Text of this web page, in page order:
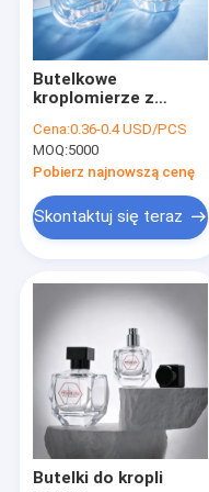
Butelkowe
kroplomierze z
produkowane przez
maszynę
automatyczną,
idealne do pakowania
olejków eterycznych i
produktów do
Cena:0.36-0.4 USD/PCS
MOQ:5000
Pobierz najnowszą cenę
Skontaktuj się teraz
Butelki do kropli